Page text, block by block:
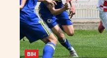
BIH